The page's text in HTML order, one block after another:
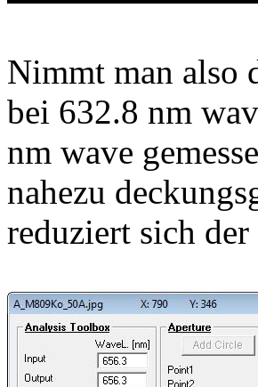
Nimmt man also
bei 632.8 nm
nm wave
nahezu
reduziert sich